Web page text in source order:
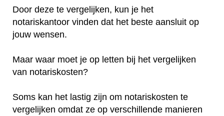
Door deze te vergelijken, kun je het
notariskantoor vinden dat het beste aansluit op
jouw wensen.
Maar waar moet je op letten bij het vergelijken
van notariskosten?
Soms kan het lastig zijn om notariskosten te
vergelijken omdat ze op verschillende manieren